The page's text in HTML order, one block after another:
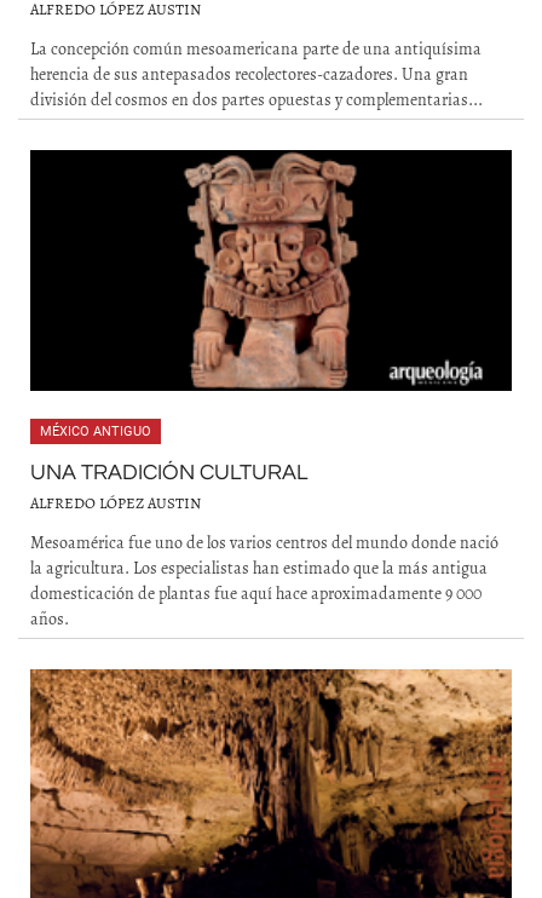
ALFREDO LÓPEZ AUSTIN
La concepción común mesoamericana parte de una antiquísima
herencia de sus antepasados recolectores-cazadores. Una gran
división del cosmos en dos partes opuestas y complementarias...
MÉXICO ANTIGUO
UNA TRADICIÓN CULTURAL
ALFREDO LÓPEZ AUSTIN
Mesoamérica fue uno de los varios centros del mundo donde nació
la agricultura. Los especialistas han estimado que la más antigua
domesticación de plantas fue aquí hace aproximadamente 9 000
años.